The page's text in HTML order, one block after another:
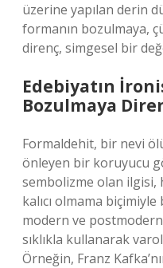
üzerine yapılan derin
formanın bozulmaya,
direnç, simgesel bir
Edebiyatın
Bozulmaya
Formaldehit, bir nevi
önleyen bir koruyucu
sembolizme olan ilgisi,
kalıcı olmama
modern ve
sıklıkla kullanarak
Örneğin, Franz